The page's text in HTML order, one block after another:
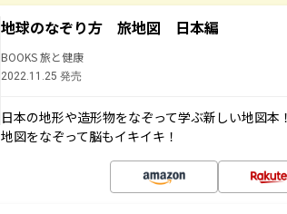
地球のなぞり方 旅地図 日本編
BOOKS 旅と健康
2022.11.25 発売
日本の地形や造形物をなぞって学ぶ新しい地図
地図をなぞって脳もイキイキ！